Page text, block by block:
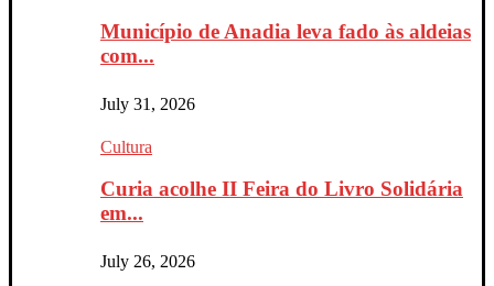
Município de Anadia leva fado às aldeias
com...
July 31, 2026
Cultura
Curia acolhe II Feira do Livro Solidária
em...
July 26, 2026